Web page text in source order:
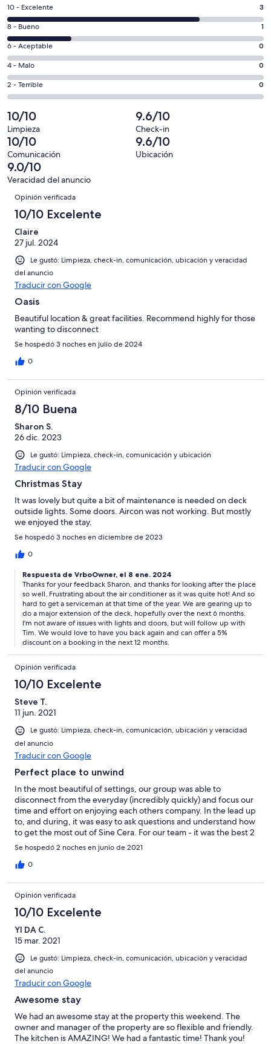
en
una
nueva
ventana
Puntuación
de
10,
es
decir,
Excelente.
Basada
en
3
de
4
opiniones
10 - Excelente 3
Puntuación
de
8,
es
decir,
Bueno.
en
1
de
4
opiniones
8 - Bueno 1
Puntuación
de
6,
es
decir,
Aceptable.
Basada
en
0
de
4
opiniones
6 - Aceptable 0
Puntuación
de
4,
decir,
Malo.
Basada
en
0
de
4 - Malo 0
Puntuación
de
2,
es
decir,
Terrible.
Basada
en
de
2 - Terrible 0
10/10
Limpieza
9.6/10
Check-in
10/10
Comunicación
9.6/10
Ubicación
9.0/10
Veracidad del anuncio
Opiniones
Opinión verificada
10/10 Excelente
Claire
27 jul. 2024
Le gustó: Limpieza, check-in, comunicación, ubicación y veracidad
del anuncio
Traducir con Google
Oasis
Beautiful location & great facilities. Recommend highly for those
wanting to disconnect
Se hospedó 3 noches en julio de 2024
0
Opinión verificada
8/10 Buena
Sharon S.
26 dic. 2023
Le gustó: Limpieza, check-in, comunicación y ubicación
Traducir con Google
Christmas Stay
It was lovely but quite a bit of maintenance is needed on deck
outside lights. Some doors. Aircon was not working. But mostly
we enjoyed the stay.
Se hospedó 3 noches en diciembre de 2023
0
Respuesta de VrboOwner, el 8 ene. 2024
Thanks for your feedback Sharon, and thanks for looking after the place
so well. Frustrating about the air conditioner as it was quite hot! And so
hard to get a serviceman at that time of the year. We are gearing up to
do a major extension of the deck, hopefully over the next 6 months.
I'm not aware of issues with lights and doors, but will follow up with
Tim. We would love to have you back again and can offer a 5%
discount on a booking in the next 12 months.
Opinión verificada
10/10 Excelente
Steve T.
11 jun. 2021
Le gustó: Limpieza, check-in, comunicación, ubicación y veracidad
del anuncio
Traducir con Google
Perfect place to unwind
In the most beautiful of settings, our group was able to
disconnect from the everyday (incredibly quickly) and focus our
time and effort on enjoying each others company. In the lead up
to, and during, it was easy to ask questions and understand how
to get the most out of Sine Cera. For our team - it was the best 2
days we've ever spent together and there have already been
numerous requests asking for it to be an annual event at the
same venue. Can't speak highly enough of the environment that
wanting to connect.
Se hospedó 2 noches en junio de 2021
0
Opinión verificada
10/10 Excelente
YI DA C.
15 mar. 2021
Le gustó: Limpieza, check-in, comunicación, ubicación y veracidad
del anuncio
Traducir con Google
Awesome stay
We had an awesome stay at the property this weekend. The
owner and manager of the property are so flexible and friendly.
The kitchen is AMAZING! We had a fantastic time! Thank you!